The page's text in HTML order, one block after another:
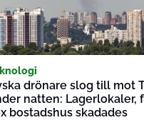
drönare slog till mot
natten: Lagerlokaler,
bostadshus skadades